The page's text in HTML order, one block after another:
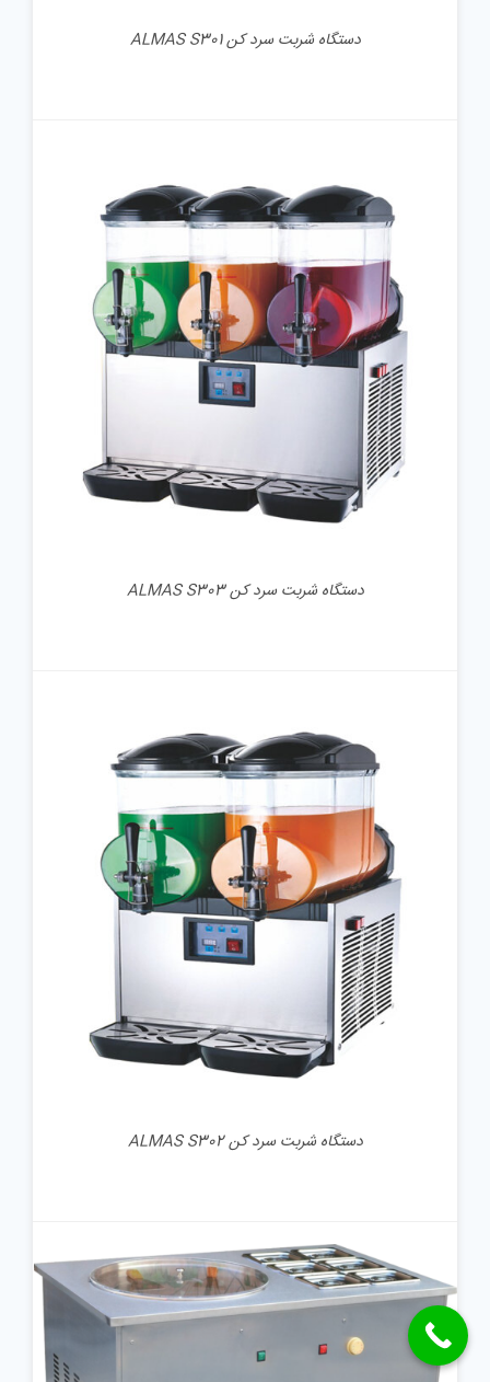
دستگاه شربت سرد کن ALMAS S301
جزئیات
دستگاه شربت سرد کن ALMAS S303
جزئیات
دستگاه شربت سرد کن ALMAS S302